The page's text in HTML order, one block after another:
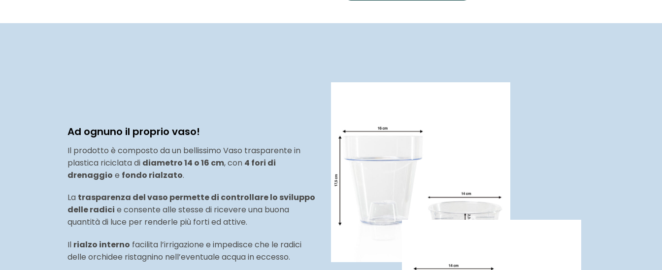
Ad ognuno il proprio vaso!
Il prodotto è composto da un bellissimo Vaso trasparente in
plastica riciclata di diametro 14 o 16 cm, con 4 fori di
drenaggio e fondo rialzato.
La trasparenza del vaso permette di controllare lo sviluppo
delle radici e consente alle stesse di ricevere una buona
quantità di luce per renderle più forti ed attive.
Il rialzo interno facilita l’irrigazione e impedisce che le radici
delle orchidee ristagnino nell’eventuale acqua in eccesso.